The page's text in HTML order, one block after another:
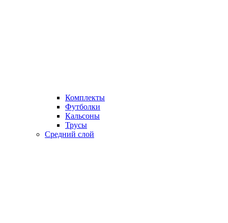
Комплекты
Футболки
Кальсоны
Трусы
Средний слой